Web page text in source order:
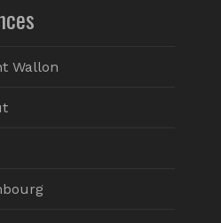
Wallon